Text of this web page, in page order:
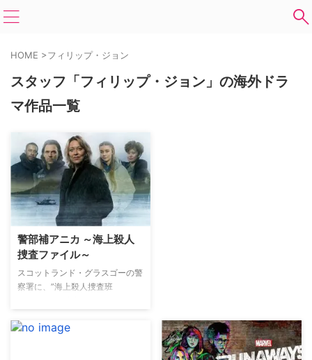
HOME >フィリップ・ジョン
スタッフ「フィリップ・ジョン」の海外ドラ
マ作品一覧
警部補アニカ ～海上殺人
捜査ファイル～
スコットランド・グラスゴーの警
察署に、”海上殺人捜査班
警部補アニカ。自らモーターボー